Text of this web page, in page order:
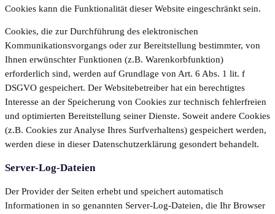
Cookies kann die Funktionalität dieser Website eingeschränkt sein.
Cookies, die zur Durchführung des elektronischen
Kommunikationsvorgangs oder zur Bereitstellung bestimmter, von
Ihnen erwünschter Funktionen (z.B. Warenkorbfunktion)
erforderlich sind, werden auf Grundlage von Art. 6 Abs. 1 lit. f
DSGVO gespeichert. Der Websitebetreiber hat ein berechtigtes
Interesse an der Speicherung von Cookies zur technisch fehlerfreien
und optimierten Bereitstellung seiner Dienste. Soweit andere Cookies
(z.B. Cookies zur Analyse Ihres Surfverhaltens) gespeichert werden,
werden diese in dieser Datenschutzerklärung gesondert behandelt.
Server-Log-Dateien
Der Provider der Seiten erhebt und speichert automatisch
Informationen in so genannten Server-Log-Dateien, die Ihr Browser